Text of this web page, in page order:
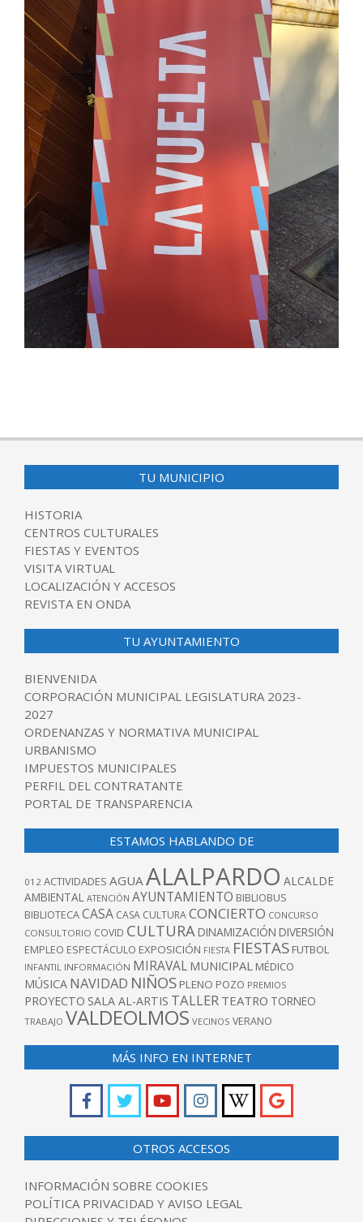
07-
TU MUNICIPIO
HISTORIA
CENTROS CULTURALES
FIESTAS Y EVENTOS
VISITA VIRTUAL
LOCALIZACIÓN Y ACCESOS
REVISTA EN ONDA
TU AYUNTAMIENTO
BIENVENIDA
CORPORACIÓN MUNICIPAL LEGISLATURA 2023-
2027
ORDENANZAS Y NORMATIVA MUNICIPAL
URBANISMO
IMPUESTOS MUNICIPALES
PERFIL DEL CONTRATANTE
PORTAL DE TRANSPARENCIA
ESTAMOS HABLANDO DE
012 ACTIVIDADES AGUAALALPARDO ALCALDE
AMBIENTAL ATENCIÓN AYUNTAMIENTO BIBLIOBUS
BIBLIOTECACASA CASA CULTURACONCIERTO CONCURSO
CONSULTORIO COVID CULTURA DINAMIZACIÓN DIVERSIÓN
EMPLEO ESPECTÁCULO EXPOSICIÓN FIESTA FIESTAS FUTBOL
INFANTIL INFORMACIÓN MIRAVAL MUNICIPAL MÉDICO
MÚSICA NAVIDAD NIÑOS PLENO POZO PREMIOS
PROYECTO SALA AL-ARTIS TALLER TEATRO TORNEO
TRABAJO VALDEOLMOS VECINOS VERANO
MÁS INFO EN INTERNET
OTROS ACCESOS
INFORMACIÓN SOBRE COOKIES
POLÍTICA PRIVACIDAD Y AVISO LEGAL